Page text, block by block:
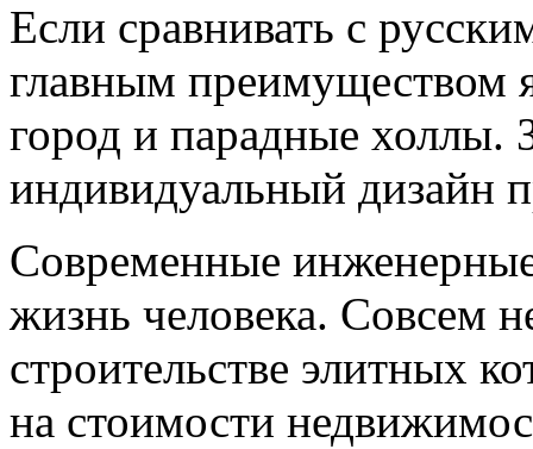
Если сравнивать с
главным преимуществом
город и парадные холлы.
индивидуальный дизайн
Современные
жизнь человека. Совсем
строительстве элитных
на стоимости